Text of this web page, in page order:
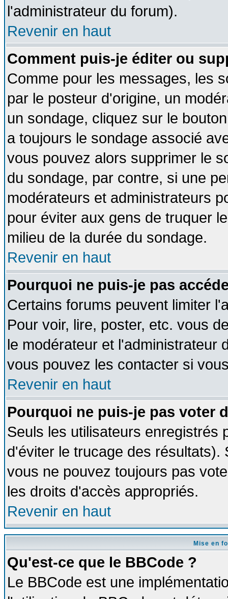
l'administrateur du forum).
Revenir en haut
Comment puis-je éditer ou
Comme pour les messages, les
par le posteur d'origine, un
un sondage, cliquez sur le
a toujours le sondage associé
vous pouvez alors supprimer le
du sondage, par contre, si une
modérateurs et administrateurs
pour éviter aux gens de truquer
milieu de la durée du sondage.
Revenir en haut
Pourquoi ne puis-je pas
Certains forums peuvent limiter
Pour voir, lire, poster, etc. vous
le modérateur et l'administrateur
vous pouvez les contacter si
Revenir en haut
Pourquoi ne puis-je pas voter
Seuls les utilisateurs enregistrés
d'éviter le trucage des
vous ne pouvez toujours pas
les droits d'accès appropriés.
Revenir en haut
Mise en
Qu'est-ce que le BBCode ?
Le BBCode est une